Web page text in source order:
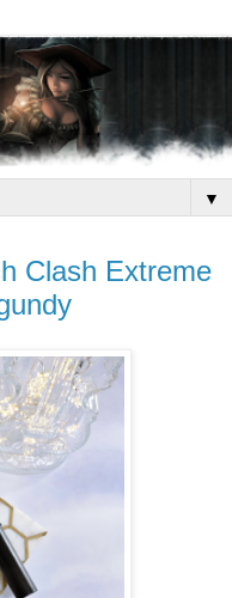
▼
Clash Extreme